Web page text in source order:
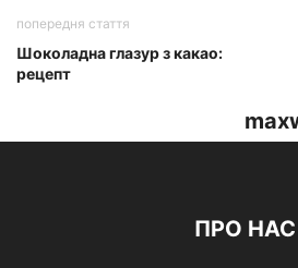
попередня стаття
Шоколадна глазур з какао:
рецепт
ПРО НАС